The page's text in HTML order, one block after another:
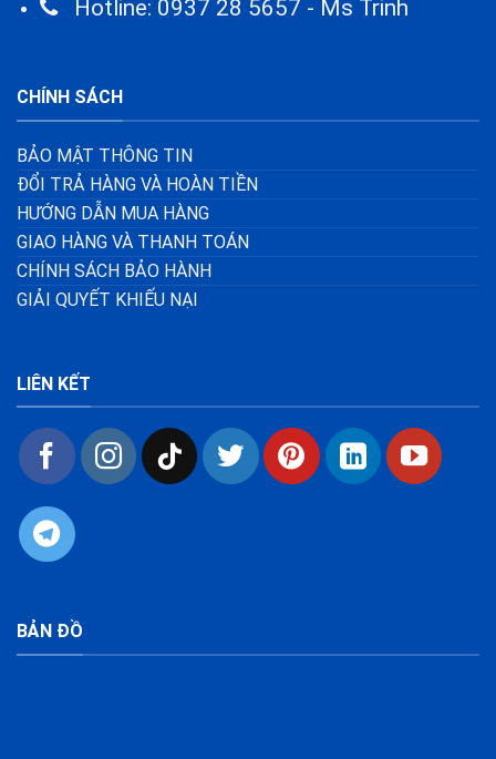
Hotline: 0937 28 5657 - Ms Trinh
CHÍNH SÁCH
BẢO MẬT THÔNG TIN
ĐỔI TRẢ HÀNG VÀ HOÀN TIỀN
HƯỚNG DẪN MUA HÀNG
GIAO HÀNG VÀ THANH TOÁN
CHÍNH SÁCH BẢO HÀNH
GIẢI QUYẾT KHIẾU NẠI
LIÊN KẾT
BẢN ĐỒ